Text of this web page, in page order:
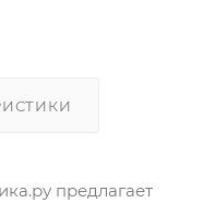
предлагает